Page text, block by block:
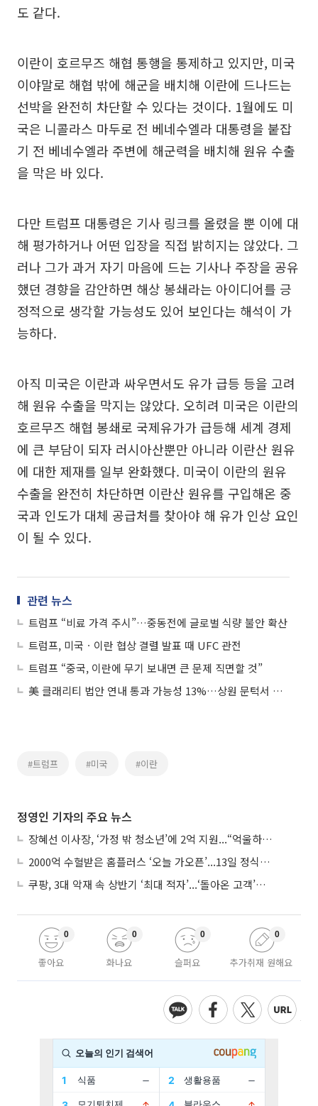
도 같다.
이란이 호르무즈 해협 통행을 통제하고 있지만, 미국
이야말로 해협 밖에 해군을 배치해 이란에 드나드는
선박을 완전히 차단할 수 있다는 것이다. 1월에도 미
국은 니콜라스 마두로 전 베네수엘라 대통령을 붙잡
기 전 베네수엘라 주변에 해군력을 배치해 원유 수출
을 막은 바 있다.
다만 트럼프 대통령은 기사 링크를 올렸을 뿐 이에 대
해 평가하거나 어떤 입장을 직접 밝히지는 않았다. 그
러나 그가 과거 자기 마음에 드는 기사나 주장을 공유
했던 경향을 감안하면 해상 봉쇄라는 아이디어를 긍
정적으로 생각할 가능성도 있어 보인다는 해석이 가
능하다.
아직 미국은 이란과 싸우면서도 유가 급등 등을 고려
해 원유 수출을 막지는 않았다. 오히려 미국은 이란의
호르무즈 해협 봉쇄로 국제유가가 급등해 세계 경제
에 큰 부담이 되자 러시아산뿐만 아니라 이란산 원유
에 대한 제재를 일부 완화했다. 미국이 이란의 원유
수출을 완전히 차단하면 이란산 원유를 구입해온 중
국과 인도가 대체 공급처를 찾아야 해 유가 인상 요인
이 될 수 있다.
관련 뉴스
트럼프 “비료 가격 주시”…중동전에 글로벌 식량 불안 확산
트럼프, 미국ㆍ이란 협상 결렬 발표 때 UFC 관전
트럼프 “중국, 이란에 무기 보내면 큰 문제 직면할 것”
美 클래리티 법안 연내 통과 가능성 13%…상원 문턱서 제동
#트럼프 #미국 #이란
정영인 기자의 주요 뉴스
장혜선 이사장, ‘가정 밖 청소년’에 2억 지원...“억울하고 아파도 단단해지길”
2000억 수혈받은 홈플러스 ‘오늘 가오픈’...13일 정식 개장 시험대
쿠팡, 3대 악재 속 상반기 ‘최대 적자’...‘돌아온 고객’에 수익성 반등 주목
좋아요
0
화나요
0
슬퍼요
0
추가취재 원해요
0